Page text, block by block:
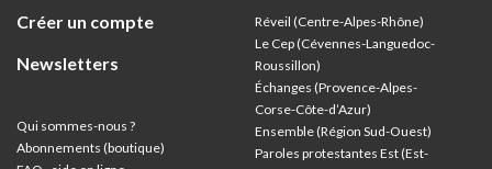
Créer un compte
Newsletters
Qui sommes-nous ?
Abonnements (boutique)
Réveil (Centre-Alpes-Rhône)
Le Cep (Cévennes-Languedoc-
Roussillon)
Échanges (Provence-Alpes-
Corse-Côte-d’Azur)
Ensemble (Région Sud-Ouest)
Paroles protestantes Est (Est-